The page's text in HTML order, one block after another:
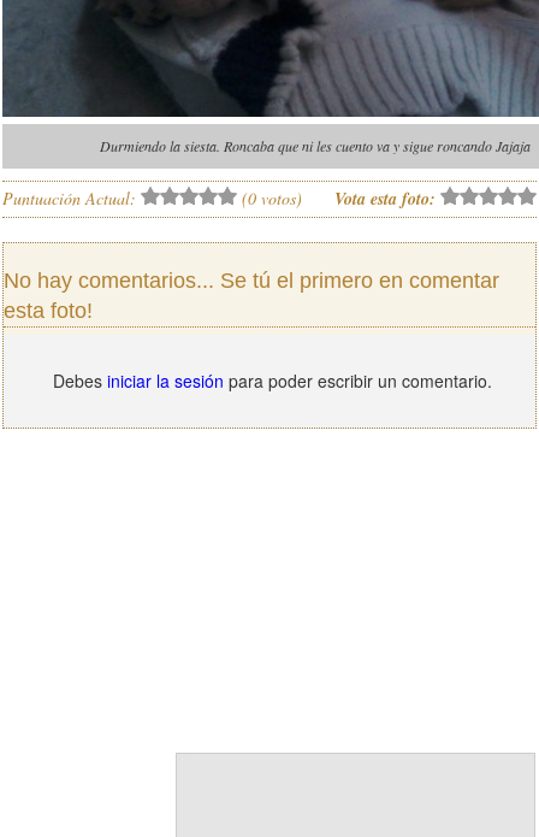
Durmiendo la siesta. Roncaba que ni les cuento va y sigue roncando Jajaja
Puntuación Actual: (0 votos) Vota esta foto:
No hay comentarios... Se tú el primero en comentar
esta foto!
Debes iniciar la sesión para poder escribir un comentario.